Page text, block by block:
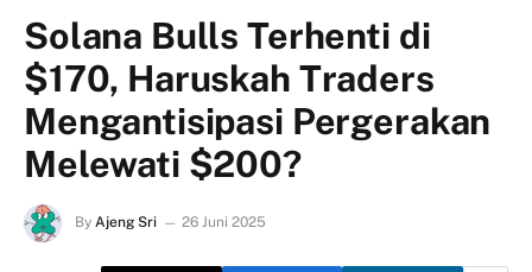
Solana Bulls Terhenti di
$170, Haruskah Traders
Mengantisipasi Pergerakan
Melewati $200?
By Ajeng Sri 26 Juni 2025